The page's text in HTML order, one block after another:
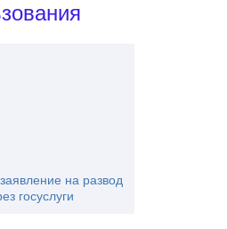
на развод
госуслуги